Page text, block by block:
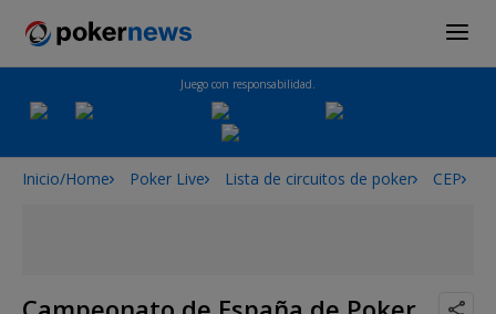
Juego con responsabilidad.
Inicio/Home Poker Live Lista de circuitos de poker CEP